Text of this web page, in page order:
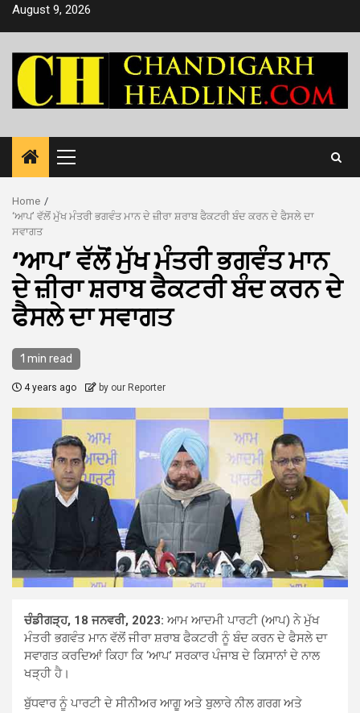
SkipAugust 9, 2026
Primary
Menu
Home
‘ਆਪ’ ਵੱਲੋਂ ਮੁੱਖ ਮੰਤਰੀ ਭਗਵੰਤ ਮਾਨ ਦੇ ਜ਼ੀਰਾ ਸ਼ਰਾਬ ਫੈਕਟਰੀ ਬੰਦ ਕਰਨ ਦੇ ਫੈਸਲੇ ਦਾ
ਸਵਾਗਤ
‘ਆਪ’ ਵੱਲੋਂ ਮੁੱਖ ਮੰਤਰੀ ਭਗਵੰਤ ਮਾਨ
ਦੇ ਜ਼ੀਰਾ ਸ਼ਰਾਬ ਫੈਕਟਰੀ ਬੰਦ ਕਰਨ ਦੇ
ਫੈਸਲੇ ਦਾ ਸਵਾਗਤ
1 min read
4 years ago by our Reporter
ਚੰਡੀਗੜ੍ਹ, 18 ਜਨਵਰੀ, 2023: ਆਮ ਆਦਮੀ ਪਾਰਟੀ (ਆਪ) ਨੇ ਮੁੱਖ
ਮੰਤਰੀ ਭਗਵੰਤ ਮਾਨ ਵੱਲੋਂ ਜੀਰਾ ਸ਼ਰਾਬ ਫੈਕਟਰੀ ਨੂੰ ਬੰਦ ਕਰਨ ਦੇ ਫੈਸਲੇ ਦਾ
ਸਵਾਗਤ ਕਰਦਿਆਂ ਕਿਹਾ ਕਿ ‘ਆਪ’ ਸਰਕਾਰ ਪੰਜਾਬ ਦੇ ਕਿਸਾਨਾਂ ਦੇ ਨਾਲ
ਖੜ੍ਹੀ ਹੈ।
ਬੁੱਧਵਾਰ ਨੂੰ ਪਾਰਟੀ ਦੇ ਸੀਨੀਅਰ ਆਗੂ ਅਤੇ ਬੁਲਾਰੇ ਨੀਲ ਗਰਗ ਅਤੇ